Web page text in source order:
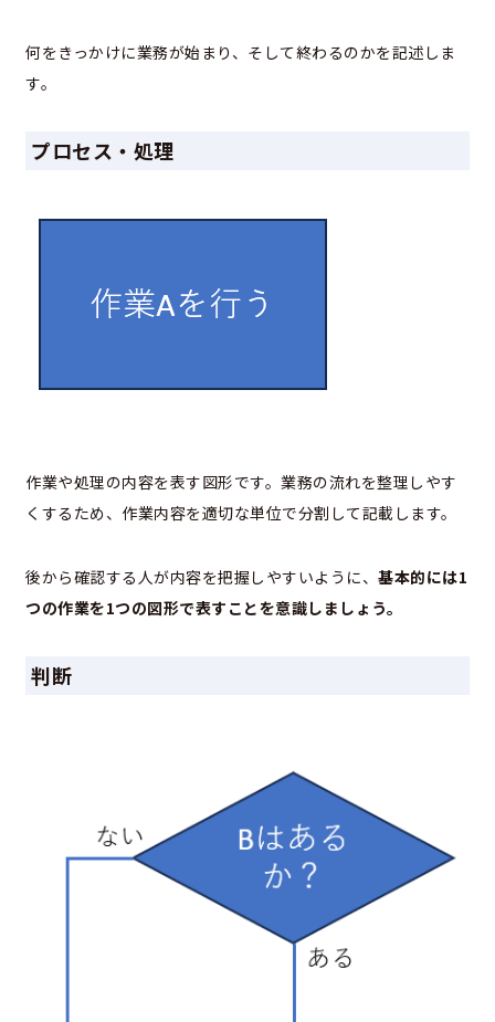
何をきっかけに業務が始まり、そして終わるのかを記述しま
す。
プロセス・処理
作業や処理の内容を表す図形です。業務の流れを整理しやす
くするため、作業内容を適切な単位で分割して記載します。
後から確認する人が内容を把握しやすいように、 基本的には1
つの作業を1つの図形で表すことを意識しましょう。
判断